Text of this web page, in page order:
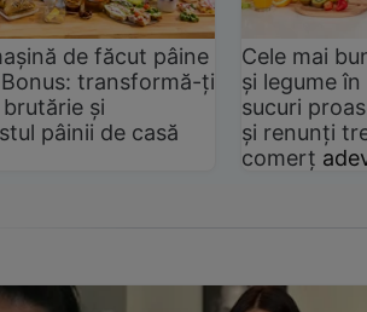
de făcut pâine
transformă-ți
și
pâinii de casă
Cele mai
și legume
sucuri
și renunți
comerț